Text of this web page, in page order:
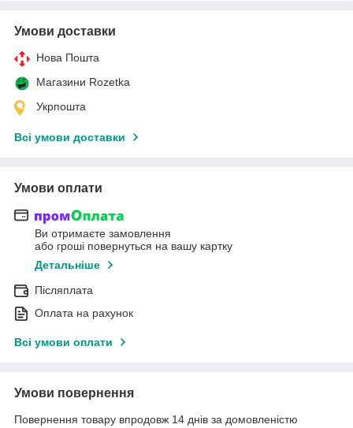
Умови доставки
Нова Пошта
Магазини Rozetka
Укрпошта
Всі умови доставки
Умови оплати
Ви отримаєте замовлення
або гроші повернуться на вашу картку
Детальніше
Післяплата
Оплата на рахунок
Всі умови оплати
Умови повернення
Повернення товару впродовж 14 днів за домовленістю